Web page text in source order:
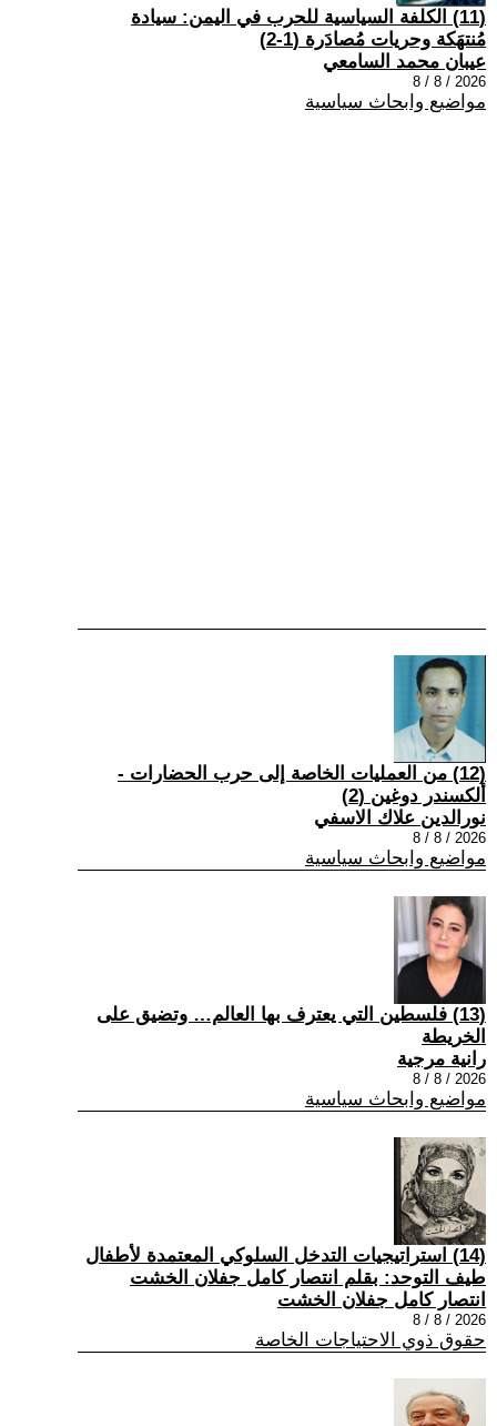
(11) الكلفة السياسية للحرب في اليمن: سيادة
مُنتهَكة وحريات مُصادَرة (1-2)
عيبان محمد السامعي
2026 / 8 / 8
مواضيع وابحاث سياسية
(12) من العمليات الخاصة إلى حرب الحضارات -
ألكسندر دوغين (2)
نورالدين علاك الاسفي
2026 / 8 / 8
مواضيع وابحاث سياسية
(13) فلسطين التي يعترف بها العالم… وتضيق على
الخريطة
رانية مرجية
2026 / 8 / 8
مواضيع وابحاث سياسية
(14) استراتيجيات التدخل السلوكي المعتمدة لأطفال
طيف التوحد: بقلم انتصار كامل جفلان الخشت
انتصار كامل جفلان الخشت
2026 / 8 / 8
حقوق ذوي الاحتياجات الخاصة